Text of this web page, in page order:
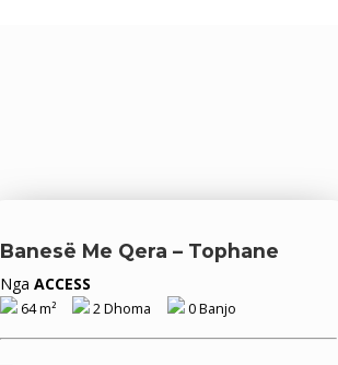
Banesë Me Qera – Tophane
Nga ACCESS
64 m² 2 Dhoma 0 Banjo